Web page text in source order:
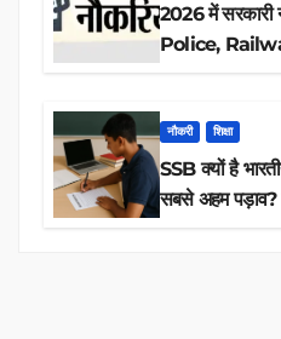
2026 में सरकारी
Police,
नौकरी शिक्षा
SSB क्यों है
सबसे अहम पड़ाव?